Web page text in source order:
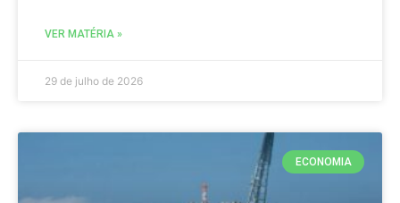
VER MATÉRIA »
29 de julho de 2026
ECONOMIA